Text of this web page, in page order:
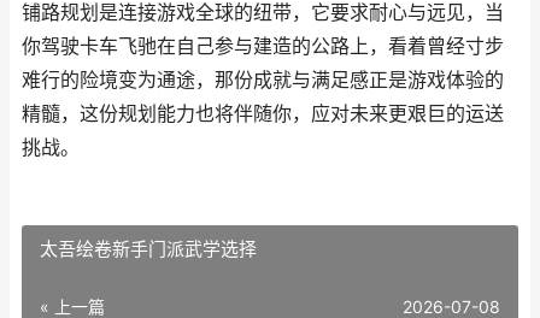
铺路规划是连接游戏全球的纽带，它要求耐心与远见，当
你驾驶卡车飞驰在自己参与建造的公路上，看着曾经寸步
难行的险境变为通途，那份成就与满足感正是游戏体验的
精髓，这份规划能力也将伴随你，应对未来更艰巨的运送
挑战。
太吾绘卷新手门派武学选择
« 上一篇 2026-07-08